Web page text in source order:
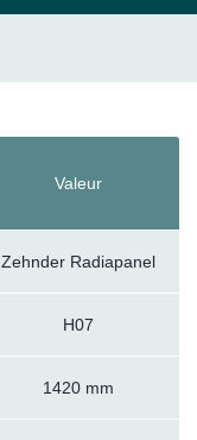
Valeur
Zehnder Radiapanel
H07
1420 mm